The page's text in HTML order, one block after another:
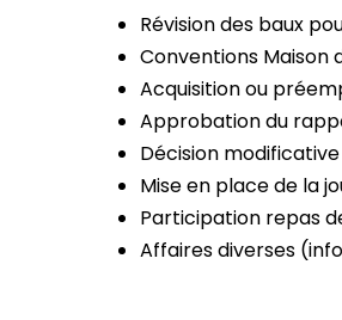
Révision des baux
Conventions Maison
Acquisition ou
Approbation du
Décision
Mise en place de la
Participation repas
Affaires diverses